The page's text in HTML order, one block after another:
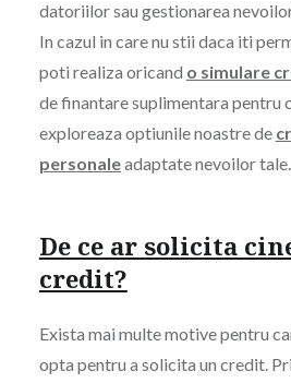
datoriilor sau gestionarea
In cazul in care nu stii daca iti
poti realiza oricand o simulare
de finantare suplimentara pentru
exploreaza optiunile noastre de
personaleadaptate nevoilor tale.
De ce ar solicita
credit?
Exista mai multe motive pentru
opta pentru a solicita un credit.